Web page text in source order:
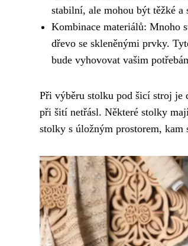
stabilní, ale mohou být těžké a
Kombinace materiálů: Mnoho
dřevo se skleněnými prvky.
bude vyhovovat vašim
Při výběru stolku pod šicí stroj je
při šití netřásl. Některé stolky
stolky s úložným prostorem,